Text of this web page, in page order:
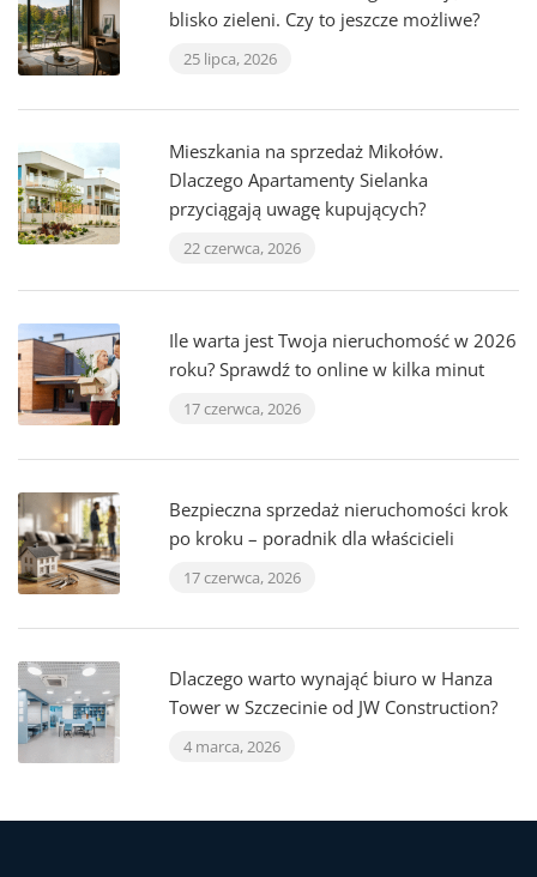
blisko zieleni. Czy to jeszcze możliwe?
25 lipca, 2026
Mieszkania na sprzedaż Mikołów.
Dlaczego Apartamenty Sielanka
przyciągają uwagę kupujących?
22 czerwca, 2026
Ile warta jest Twoja nieruchomość w 2026
roku? Sprawdź to online w kilka minut
17 czerwca, 2026
Bezpieczna sprzedaż nieruchomości krok
po kroku – poradnik dla właścicieli
17 czerwca, 2026
Dlaczego warto wynająć biuro w Hanza
Tower w Szczecinie od JW Construction?
4 marca, 2026